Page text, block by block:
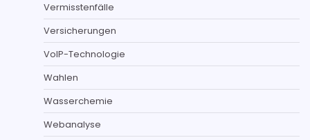
Vermisstenfälle
Versicherungen
VoIP-Technologie
Wahlen
Wasserchemie
Webanalyse